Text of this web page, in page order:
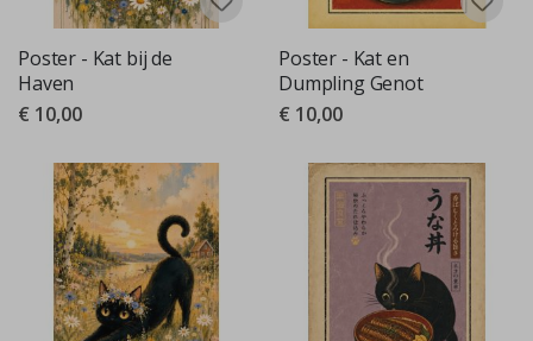
Poster - Kat bij de
Haven
€ 10,00
Poster - Kat en
Dumpling Genot
€ 10,00